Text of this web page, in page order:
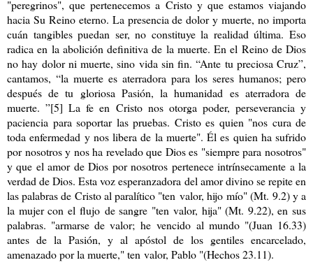
"peregrinos", que pertenecemos a Cristo y que estamos viajando
hacia Su Reino eterno. La presencia de dolor y muerte, no importa
cuán tangibles puedan ser, no constituye la realidad última. Eso
radica en la abolición definitiva de la muerte. En el Reino de Dios
no hay dolor ni muerte, sino vida sin fin. “Ante tu preciosa Cruz”,
cantamos, “la muerte es aterradora para los seres humanos; pero
después de tu gloriosa Pasión, la humanidad es aterradora de
muerte. ”[5] La fe en Cristo nos otorga poder, perseverancia y
paciencia para soportar las pruebas. Cristo es quien "nos cura de
toda enfermedad y nos libera de la muerte". Él es quien ha sufrido
por nosotros y nos ha revelado que Dios es "siempre para nosotros"
y que el amor de Dios por nosotros pertenece intrínsecamente a la
verdad de Dios. Esta voz esperanzadora del amor divino se repite en
las palabras de Cristo al paralítico "ten valor, hijomío" (Mt. 9.2) y a
la mujer con elflujo de sangre "tenvalor, hija" (Mt. 9.22), en sus
palabras. "armarse de valor; he vencido al mundo "(Juan 16.33)
antes de la Pasión, y al apóstol de los gentiles encarcelado,
amenazado por la muerte," ten valor, Pablo "(Hechos 23.11).